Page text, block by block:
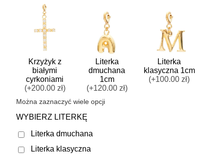
Krzyżyk z
białymi
cyrkoniami
(+200.00 zł)
Literka
dmuchana
1cm
(+120.00 zł)
Literka
klasyczna 1cm
(+100.00 zł)
Można zaznaczyć wiele opcji
WYBIERZ LITERKĘ
Literka dmuchana
Literka klasyczna